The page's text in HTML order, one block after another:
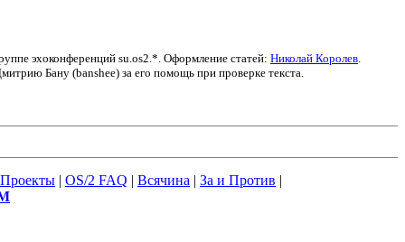
эхоконференций su.os2.*. Оформление статей: Николай Королев.
Бану (banshee) за его помощь при проверке текста.
Проекты | OS/2 FAQ | Всячина | За и Против |